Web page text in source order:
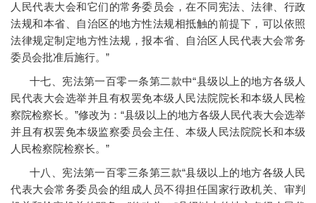
人民代表大会和它们的常务委员会，在不同宪法、法律、行政
法规和本省、自治区的地方性法规相抵触的前提下，可以依照
法律规定制定地方性法规，报本省、自治区人民代表大会常务
委员会批准后施行。”
十七、宪法第一百零一条第二款中“县级以上的地方各级人
民代表大会选举并且有权罢免本级人民法院院长和本级人民检
察院检察长。”修改为：“县级以上的地方各级人民代表大会选举
并且有权罢免本级监察委员会主任、本级人民法院院长和本级
人民检察院检察长。”
十八、宪法第一百零三条第三款“县级以上的地方各级人民
代表大会常务委员会的组成人员不得担任国家行政机关、审判